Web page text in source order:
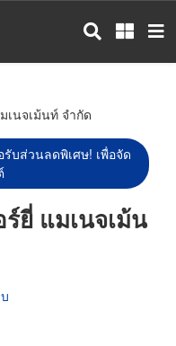
เนจเม้นท์ จำกัด
บส่วนลดพิเศษ! เพื่อจัด
ยี่ แมเนจเม้น